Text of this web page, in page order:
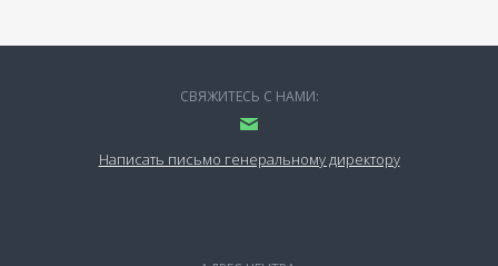
СВЯЖИТЕСЬ С НАМИ:
Написать письмо генеральному директору